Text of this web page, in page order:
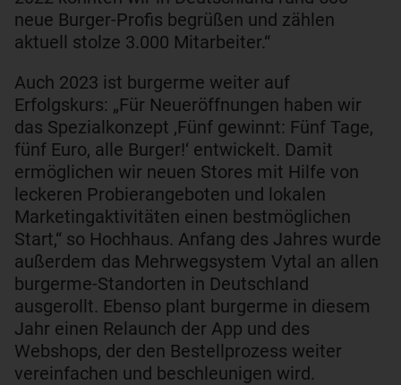
neue Burger-Profis begrüßen und zählen
aktuell stolze 3.000 Mitarbeiter.“
Auch 2023 ist burgerme weiter auf
Erfolgskurs: „Für Neueröffnungen haben wir
das Spezialkonzept ‚Fünf gewinnt: Fünf Tage,
fünf Euro, alle Burger!‘ entwickelt. Damit
ermöglichen wir neuen Stores mit Hilfe von
leckeren Probierangeboten und lokalen
Marketingaktivitäten einen bestmöglichen
Start,“ so Hochhaus. Anfang des Jahres wurde
außerdem das Mehrwegsystem Vytal an allen
burgerme-Standorten in Deutschland
ausgerollt. Ebenso plant burgerme in diesem
Jahr einen Relaunch der App und des
Webshops, der den Bestellprozess weiter
vereinfachen und beschleunigen wird.